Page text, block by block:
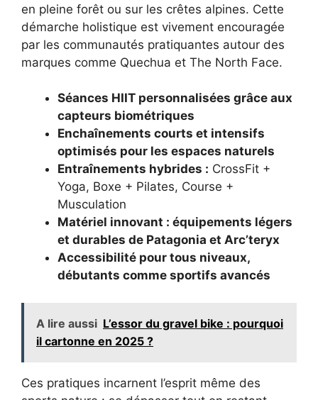
en pleine forêt ou sur les crêtes alpines. Cette
démarche holistique est vivement encouragée
par les communautés pratiquantes autour des
marques comme Quechua et The North Face.
Séances HIIT personnalisées grâce aux
capteurs biométriques
Enchaînements courts et intensifs
optimisés pour les espaces naturels
Entraînements hybrides : CrossFit +
Yoga, Boxe + Pilates, Course +
Musculation
Matériel innovant : équipements légers
et durables de Patagonia et Arc’teryx
Accessibilité pour tous niveaux,
débutants comme sportifs avancés
A lire aussi L’essor du gravel bike : pourquoi
il cartonne en 2025 ?
Ces pratiques incarnent l’esprit même des